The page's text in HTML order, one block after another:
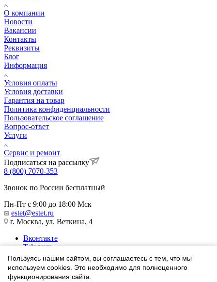
О компании
Новости
Вакансии
Контакты
Реквизиты
Блог
Информация
Условия оплаты
Условия доставки
Гарантия на товар
Политика конфиденциальности
Пользовательское соглашение
Вопрос-ответ
Услуги
Сервис и ремонт
Подписаться на рассылку
8 (800) 7070-353
Звонок по России бесплатный
Пн-Пт с 9:00 до 18:00 Мск
estet@estet.ru
г. Москва, ул. Веткина, 4
Вконтакте
Telegram
Одноклассники
WhatsApp
Пользуясь нашим сайтом, вы соглашаетесь с тем, что мы
используем cookies. Это необходимо для полноценного
функционирования сайта.